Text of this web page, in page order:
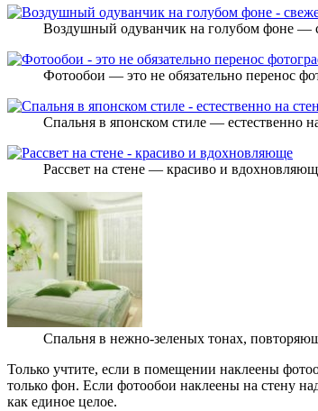
Воздушный одуванчик на голубом фоне —
Фотообои — это не обязательно перенос
Спальня в японском стиле — естественно
Рассвет на стене — красиво и
Спальня в нежно-зеленых тонах,
Только учтите, если в помещении наклеены
только фон. Если фотообои наклеены на стену
как единое целое.